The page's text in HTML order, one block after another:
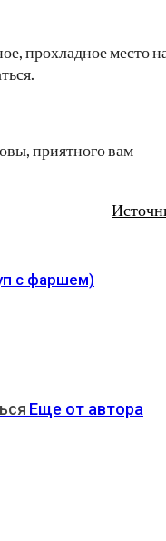
прохладное место
приятного вам
с фаршем)
Еще от автора